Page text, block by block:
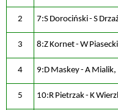
2 7:S Dorociński - S
3 8:Z Kornet - W
4 9:D Maskey - A Mialik,
5 10:R Pietrzak - K